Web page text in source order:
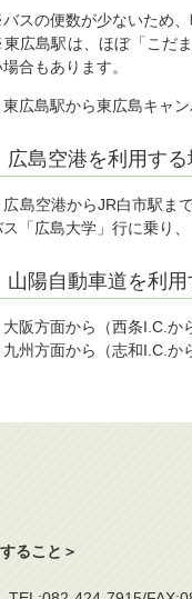
スの便数が少ないため、
広島駅は、ほぼ「こだ
合もあります。
東広島駅から東広島キャ
広島空港を利用する
広島空港からJR白市駅ま
ス「広島大学」行に乗り
山陽自動車道を利
大阪方面から（西条I.C.か
九州方面から（志和I.C.か
ること＞